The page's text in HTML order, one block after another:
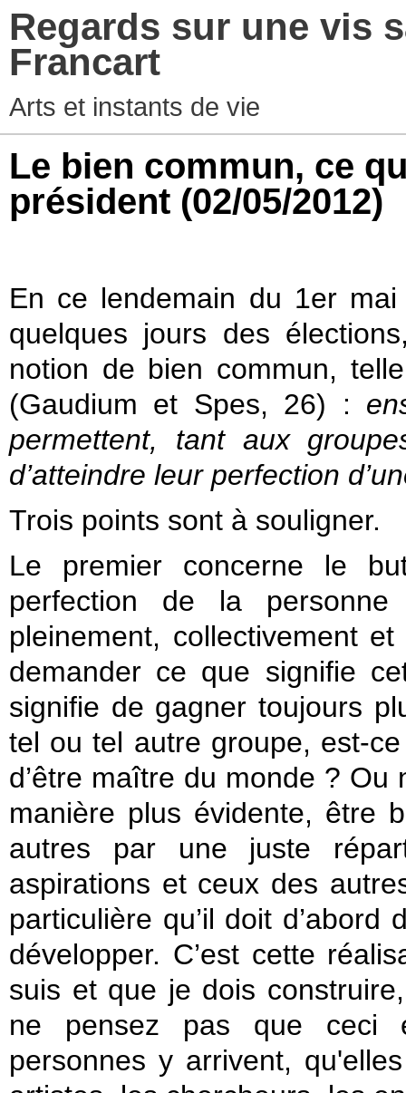
Regards sur une vis
Francart
Arts et instants de vie
Le bien commun, ce
président (02/05/2012)
En ce lendemain du 1er
quelques jours des
notion de bien commun,
(Gaudium et Spes, 26) :
permettent, tant aux
d’atteindre leur perfection
Trois points sont à souligner.
Le premier concerne le
perfection de la personne
pleinement, collectivement
demander ce que signifie
signifie de gagner toujours
tel ou tel autre groupe, est-
d’être maître du monde ?
manière plus évidente, être
autres par une juste
aspirations et ceux des
particulière qu’il doit
développer. C’est cette
suis et que je dois
ne pensez pas que ceci
personnes y arrivent,